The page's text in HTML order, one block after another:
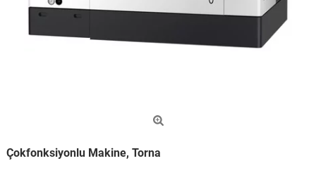
Çokfonksiyonlu Makine, Torna